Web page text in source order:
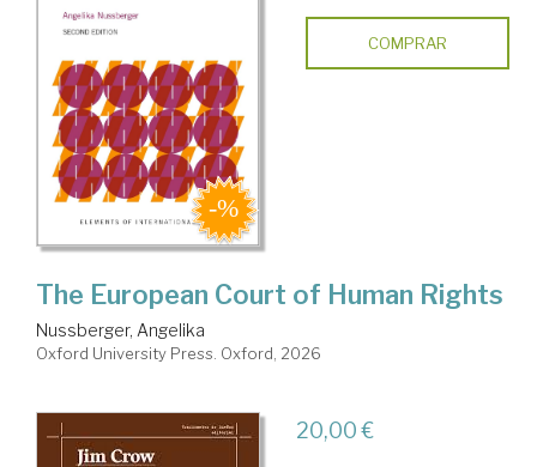
COMPRAR
The European Court of Human Rights
Nussberger, Angelika
Oxford University Press. Oxford, 2026
20,00 €